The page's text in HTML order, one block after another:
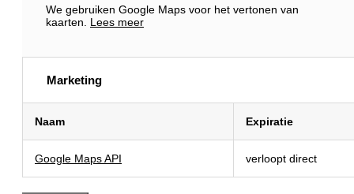
We gebruiken Google Maps voor het vertonen van
kaarten.
Lees meer
Marketing
Naam
Google Maps API
Expiratie
verloopt direct